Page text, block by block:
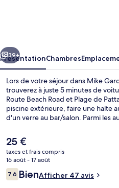
Suivant
39+
PrésentationChambres
Lors de votre séjour dans Mike
trouverez à juste 5 minutes de
Route Beach Road et Plage de
piscine extérieure, faire une halte
d'un verre au bar/salon. Parmi les
épicerie fine et une terrasse.
Le
prix
actuel
est
de
25 €
taxes et frais compris
16 août - 17 août
Avis
voyageurs
7,67,6 sur 10
BienAfficher 47 avis